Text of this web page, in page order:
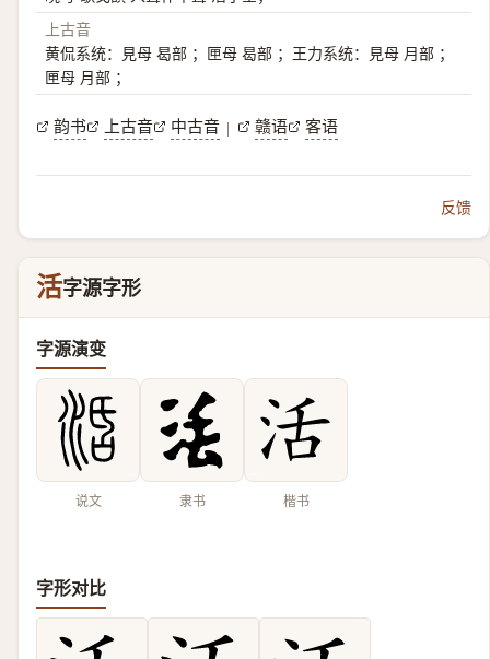
上古音
黄侃系统：見母 曷部 ；匣母 曷部 ；王力系统：見母 月部 ；
匣母 月部 ；
韵书 上古音 中古音 | 赣语 客语
反馈
活字源字形
字源演变
说文 隶书 楷书
字形对比